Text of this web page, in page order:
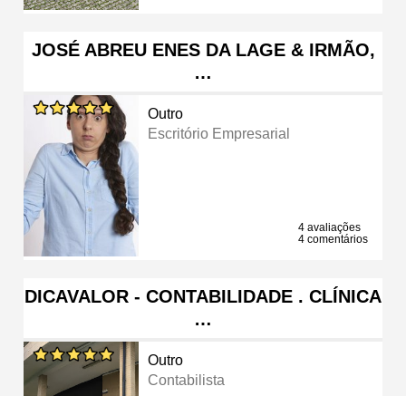
JOSÉ ABREU ENES DA LAGE & IRMÃO,
…
Outro
Escritório Empresarial
4 avaliações
4 comentários
DICAVALOR - CONTABILIDADE . CLÍNICA
…
Outro
Contabilista